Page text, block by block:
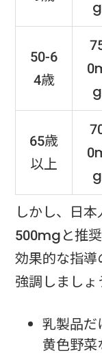
g
50-6
4歳
g
65歳
以上
g
しかし、日
500mgと推奨
効果的な指
強調しましょ
乳製品だ
黄色野